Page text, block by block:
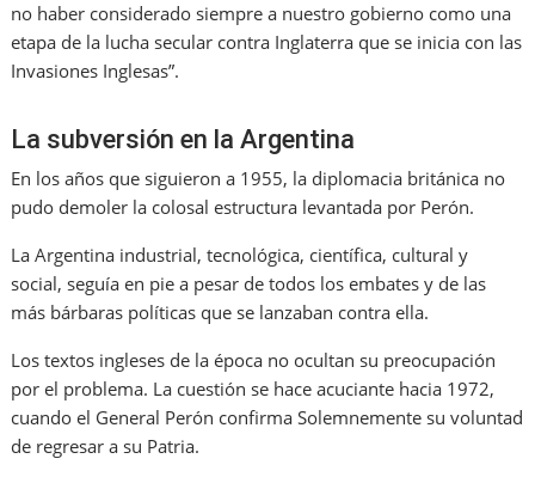
no haber considerado siempre a nuestro gobierno como una
etapa de la lucha secular contra Inglaterra que se inicia con las
Invasiones Inglesas”.
La subversión en la Argentina
En los años que siguieron a 1955, la diplomacia británica no
pudo demoler la colosal estructura levantada por Perón.
La Argentina industrial, tecnológica, científica, cultural y
social, seguía en pie a pesar de todos los embates y de las
más bárbaras políticas que se lanzaban contra ella.
Los textos ingleses de la época no ocultan su preocupación
por el problema. La cuestión se hace acuciante hacia 1972,
cuando el General Perón confirma Solemnemente su voluntad
de regresar a su Patria.